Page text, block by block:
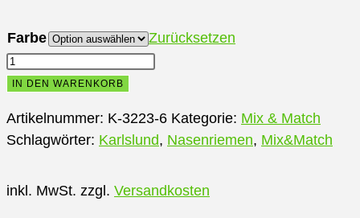
Farbe
Zurücksetzen
Karlslund
Mix
Match
geflochtener
Englisch
IN DEN WARENKORB
Artikelnummer: K-3223-6 Kategorie: Mix & Match
Schlagwörter: Karlslund, Nasenriemen, Mix&Match
inkl. MwSt. zzgl. Versandkosten